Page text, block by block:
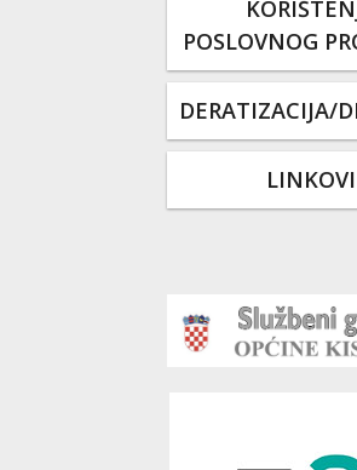
POSLOVNOG
DERATIZACIJA/
LINKOVI